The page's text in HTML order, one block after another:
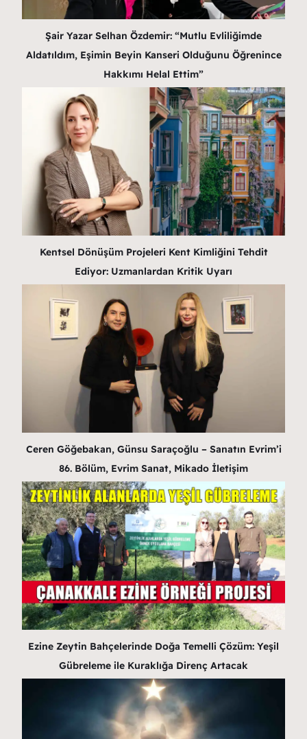
Şair Yazar Selhan Özdemir: “Mutlu Evliliğimde
Aldatıldım, Eşimin Beyin Kanseri Olduğunu Öğrenince
Hakkımı Helal Ettim”
Kentsel Dönüşüm Projeleri Kent Kimliğini Tehdit
Ediyor: Uzmanlardan Kritik Uyarı
Ceren Göğebakan, Günsu Saraçoğlu – Sanatın Evrim’i
86. Bölüm, Evrim Sanat, Mikado İletişim
Ezine Zeytin Bahçelerinde Doğa Temelli Çözüm: Yeşil
Gübreleme ile Kuraklığa Direnç Artacak